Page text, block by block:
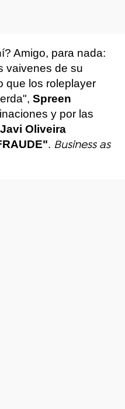
Amigo, para nada:
vaivenes de su
que los roleplayer
Spreen
y por las
Javi Oliveira
. Business as